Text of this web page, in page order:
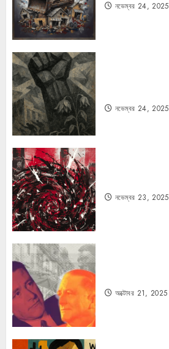
নভেম্বর 24, 2025
নভেম্বর 24, 2025
নভেম্বর 23, 2025
অক্টোবর 21, 2025